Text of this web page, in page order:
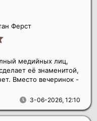
Ферст
3-06-2026, 12:10
медийных лиц,
её знаменитой,
Вместо вечеринок -